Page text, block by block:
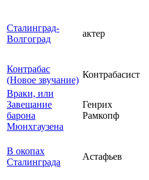
Сталинград-
Волгоград
актер
Контрабас
(Новое звучание)
Контрабасист
Враки, или
Завещание
барона
Мюнхгаузена
Генрих
Рамкопф
В окопах
Сталинграда
Астафьев